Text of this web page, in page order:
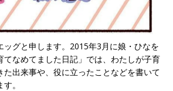
ッグと申します。2015年3月に娘・ひなを
てなめてました日記」では、わたしが子育
た出来事や、役に立ったことなどを書いて
。